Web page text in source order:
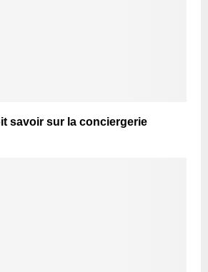
savoir sur la conciergerie